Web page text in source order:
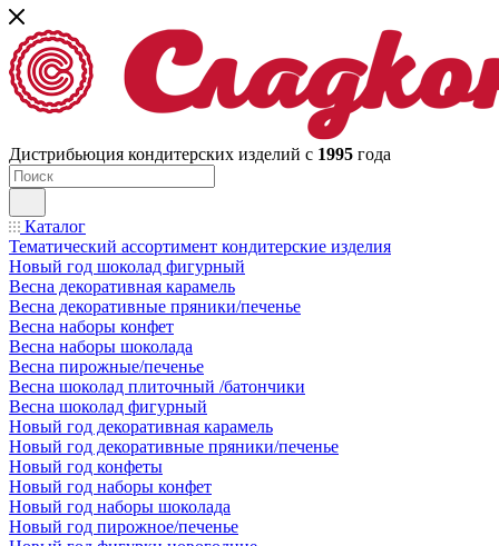
Дистрибьюция кондитерских изделий с 1995 года
Каталог
Тематический ассортимент кондитерские изделия
Новый год шоколад фигурный
Весна декоративная карамель
Весна декоративные пряники/печенье
Весна наборы конфет
Весна наборы шоколада
Весна пирожные/печенье
Весна шоколад плиточный /батончики
Весна шоколад фигурный
Новый год декоративная карамель
Новый год декоративные пряники/печенье
Новый год конфеты
Новый год наборы конфет
Новый год наборы шоколада
Новый год пирожное/печенье